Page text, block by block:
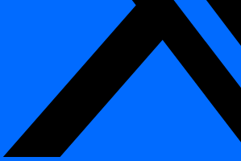
Cette commande est utile pour générer des
jour, surveiller l'intégrité des données et gérer
dans une période de projet spécifiée.
¶
La commande tls-status de la CLI
est
le statut du Traffic Light System (TLS) pour
d'un projet à une date donnée. Le Traffic
informations sur la santé et la qualité des